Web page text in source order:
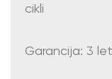
cikli
Garancija: 3